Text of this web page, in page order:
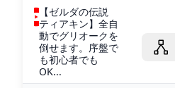
【ゼルダの伝説
ティアキン】全自
動でグリオークを
倒せます。序盤で
も初心者でも
OK...